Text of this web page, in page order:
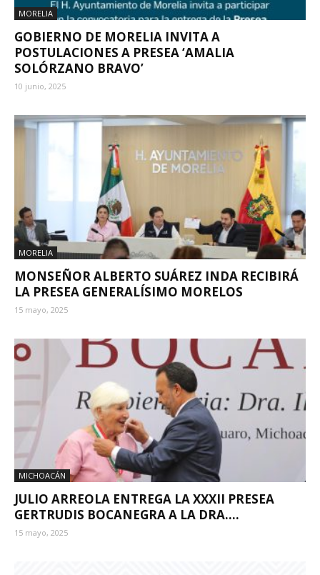
MORELIA
GOBIERNO DE MORELIA INVITA A
POSTULACIONES A PRESEA ‘AMALIA
SOLÓRZANO BRAVO’
10 junio, 2025
MORELIA
MONSEÑOR ALBERTO SUÁREZ INDA RECIBIRÁ
LA PRESEA GENERALÍSIMO MORELOS
15 mayo, 2025
MICHOACÁN
JULIO ARREOLA ENTREGA LA XXXII PRESEA
GERTRUDIS BOCANEGRA A LA DRA....
15 mayo, 2025